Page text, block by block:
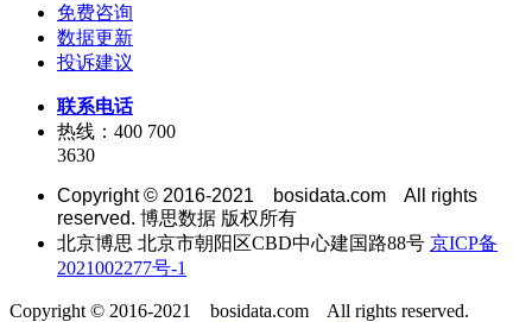
免费咨询
数据更新
投诉建议
联系电话
热线：400 700
3630
Copyright © 2016-2021 bosidata.com All rights
reserved. 博思数据 版权所有
北京博思 北京市朝阳区CBD中心建国路88号 京ICP备
2021002277号-1
Copyright © 2016-2021 bosidata.com All rights reserved.